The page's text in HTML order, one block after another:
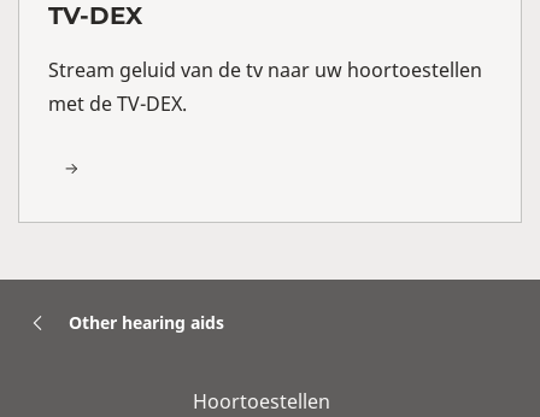
TV-DEX
Stream geluid van de tv naar uw hoortoestellen
met de TV-DEX.
Other hearing aids
Hoortoestellen